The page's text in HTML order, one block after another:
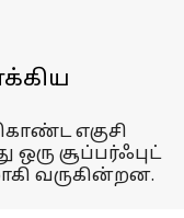
எகுசி
ஒரு சூப்பர்ஃபுட்
வருகின்றன.